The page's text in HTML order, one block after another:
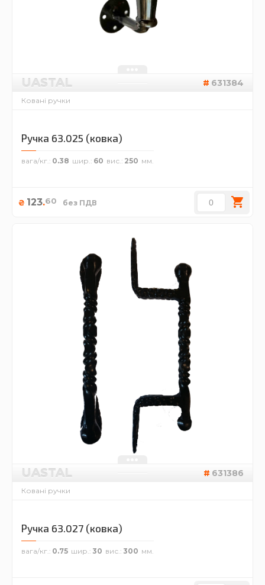
UASTAL 631384
Ковані ручки
Ручка 63.025 (ковка)
вага/кг. 0.38 шир. 60 вис. 250
₴ 123.60 без ПДВ
UASTAL 631386
Ковані ручки
Ручка 63.027 (ковка)
вага/кг. 0.75 шир. 30 вис. 300